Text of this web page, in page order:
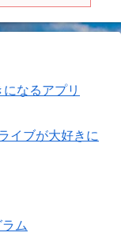
なるアプリ
イブが大好きに
ム